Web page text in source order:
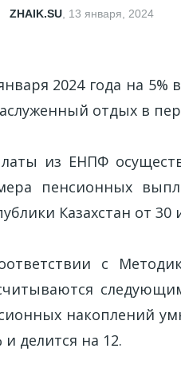
ZHAIK.SU, 13 января, 2024
2024 года на
отдых в
из ЕНПФ
пенсионных
Казахстан от
с
накоплений
и делится на 12.